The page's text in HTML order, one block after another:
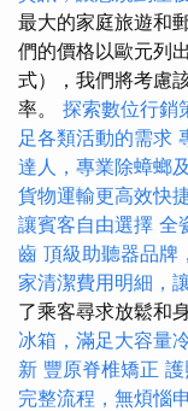
最大的家庭旅遊和
們的價格以歐元列
式），我們將考慮
率。 探索數位行銷
足各類活動的需求
達人，專業除蟑螂
貨物運輸更高效快
讓賓客自由選擇 全
齒 頂級助聽器品牌
家清潔費用明細，
了乘客尋求放鬆和
冰箱，滿足大容量
新 豐原脊椎矯正
完整流程，無煩惱